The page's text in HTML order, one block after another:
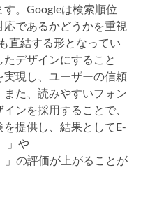
。Googleは検索順位
であるかどうかを重視
直結する形となってい
デザインにすること
現し、ユーザーの信頼
た、読みやすいフォン
ンを採用することで、
提供し、結果としてE-
」や
」の評価が上がることが